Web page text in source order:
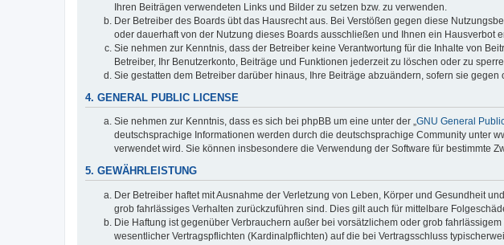
Ihren Beiträgen verwendeten Links und Bilder zu setzen bzw. zu verwenden.
Der Betreiber des Boards übt das Hausrecht aus. Bei Verstößen gegen diese
oder dauerhaft von der Nutzung dieses Boards ausschließen und Ihnen ein Hausverbot
Sie nehmen zur Kenntnis, dass der Betreiber keine Verantwortung für die Inhalte von
Betreiber, Ihr Benutzerkonto, Beiträge und Funktionen jederzeit zu löschen oder zu
Sie gestatten dem Betreiber darüber hinaus, Ihre Beiträge abzuändern, sofern sie
4. GENERAL PUBLIC LICENSE
Sie nehmen zur Kenntnis, dass es sich bei phpBB um eine unter der „GNU General
deutschsprachige Informationen werden durch die deutschsprachige Community unter
verwendet wird. Sie können insbesondere die Verwendung der Software für bestimmte
5. GEWÄHRLEISTUNG
Der Betreiber haftet mit Ausnahme der Verletzung von Leben, Körper und Gesundheit
grob fahrlässiges Verhalten zurückzuführen sind. Dies gilt auch für mittelbare
Die Haftung ist gegenüber Verbrauchern außer bei vorsätzlichem oder grob
wesentlicher Vertragspflichten (Kardinalpflichten) auf die bei Vertragsschluss